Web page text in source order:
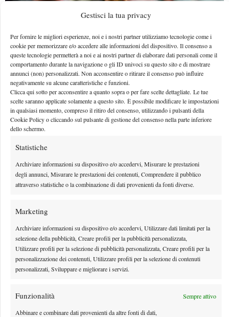
Gestisci la tua privacy
Per fornire le migliori esperienze, noi e i nostri partner utilizziamo tecnologie come i
cookie per memorizzare e/o accedere alle informazioni del dispositivo. Il consenso a
queste tecnologie permetterà a noi e ai nostri partner di elaborare dati personali come il
comportamento durante la navigazione o gli ID univoci su questo sito e di mostrare
annunci (non) personalizzati. Non acconsentire o ritirare il consenso può influire
negativamente su alcune caratteristiche e funzioni.
Clicca qui sotto per acconsentire a quanto sopra o per fare scelte dettagliate. Le tue
scelte saranno applicate solamente a questo sito. È possibile modificare le impostazioni
in qualsiasi momento, compreso il ritiro del consenso, utilizzando i pulsanti della
Cookie Policy o cliccando sul pulsante di gestione del consenso nella parte inferiore
dello schermo.
Statistiche
Archiviare informazioni su dispositivo e/o accedervi, Misurare le prestazioni
degli annunci, Misurare le prestazioni dei contenuti, Comprendere il pubblico
attraverso statistiche o la combinazione di dati provenienti da fonti diverse.
Marketing
Archiviare informazioni su dispositivo e/o accedervi, Utilizzare dati limitati per la
selezione della pubblicità, Creare profili per la pubblicità personalizzata,
Utilizzare profili per la selezione di pubblicità personalizzata, Creare profili per la
personalizzazione dei contenuti, Utilizzare profili per la selezione di contenuti
personalizzati, Sviluppare e migliorare i servizi.
Funzionalità Sempre attivo
Abbinare e combinare dati provenienti da altre fonti di dati,
Masters 1000 Montreal 2026: programma, orario e
ordine di gioco domenica 9 agosto. Fonseca-Shelton
sul centrale e Darderi in doppio
Vista l'assenza di favoriti, è il momento di vedere chi saprà cogliere
l'occasione: il big match di giornata è Fonseca-Shelton